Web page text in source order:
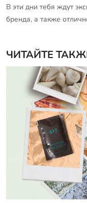
В эти дни тебя ждут
бренда, а также
ЧИТАЙТЕ